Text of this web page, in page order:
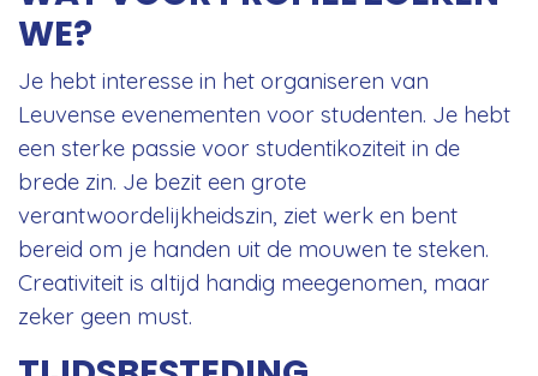
WE?
Je hebt interesse in het organiseren van
Leuvense evenementen voor studenten. Je hebt
een sterke passie voor studentikoziteit in de
brede zin. Je bezit een grote
verantwoordelijkheidszin, ziet werk en bent
bereid om je handen uit de mouwen te steken.
Creativiteit is altijd handig meegenomen, maar
zeker geen must.